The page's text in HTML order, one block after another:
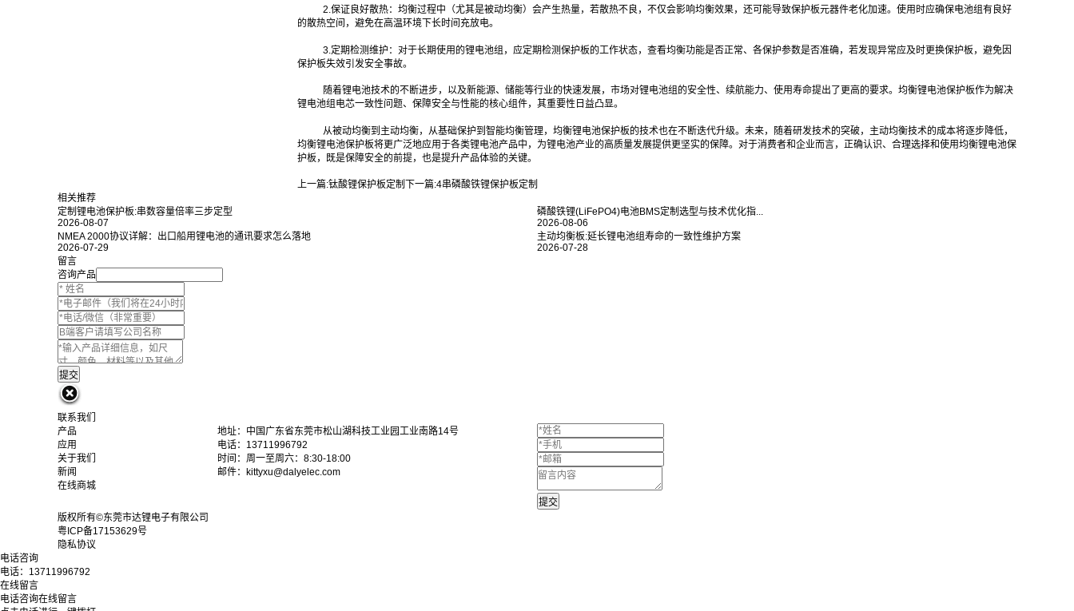
2.保证良好散热：均衡过程中（尤其是被动均衡）会产生热量，若散热不良，不仅会影响均衡效果，还可能导致保护板元器件老化加速。使用时应确保电池组有良好
的散热空间，避免在高温环境下长时间充放电。
3.定期检测维护：对于长期使用的锂电池组，应定期检测保护板的工作状态，查看均衡功能是否正常、各保护参数是否准确，若发现异常应及时更换保护板，避免因
保护板失效引发安全事故。
随着锂电池技术的不断进步，以及新能源、储能等行业的快速发展，市场对锂电池组的安全性、续航能力、使用寿命提出了更高的要求。均衡锂电池保护板作为解决
锂电池组电芯一致性问题、保障安全与性能的核心组件，其重要性日益凸显。
从被动均衡到主动均衡，从基础保护到智能均衡管理，均衡锂电池保护板的技术也在不断迭代升级。未来，随着研发技术的突破，主动均衡技术的成本将逐步降低，
均衡锂电池保护板将更广泛地应用于各类锂电池产品中，为锂电池产业的高质量发展提供更坚实的保障。对于消费者和企业而言，正确认识、合理选择和使用均衡锂电池保
护板，既是保障安全的前提，也是提升产品体验的关键。
上一篇:钛酸锂保护板定制 下一篇:4串磷酸铁锂保护板定制
相关推荐
定制锂电池保护板:串数容量倍率三步定型
2026-08-07
磷酸铁锂(LiFePO4)电池BMS定制选型与技术优化指...
2026-08-06
NMEA 2000协议详解：出口船用锂电池的通讯要求怎么落地
2026-07-29
主动均衡板:延长锂电池组寿命的一致性维护方案
2026-07-28
留言
咨询产品
联系我们
产品
应用
关于我们
新闻
在线商城
地址：中国广东省东莞市松山湖科技工业园工业南路14号
电话：13711996792
时间：周一至周六：8:30-18:00
邮件：kittyxu@dalyelec.com
版权所有©东莞市达锂电子有限公司
粤ICP备17153629号
隐私协议
电话咨询
电话： 13711996792
在线留言
电话咨询在线留言